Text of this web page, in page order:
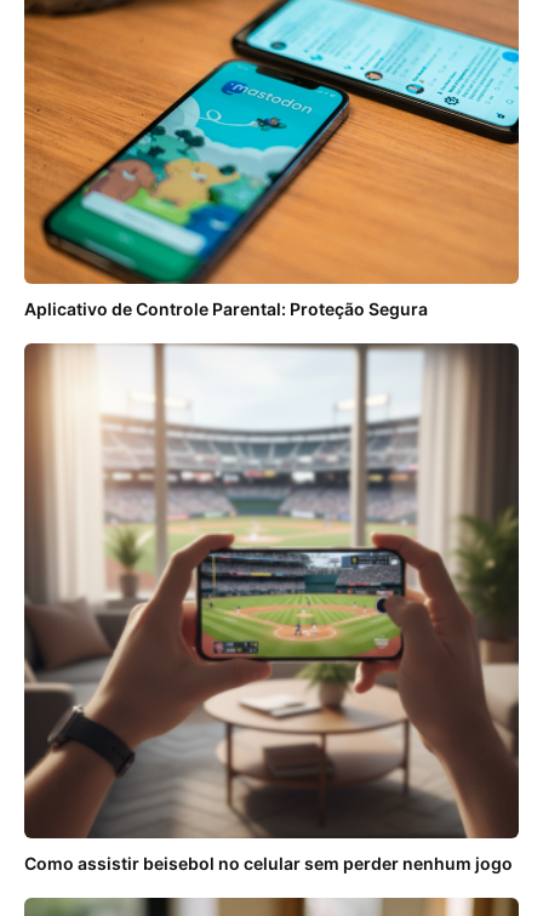
Aplicativo de Controle Parental: Proteção Segura
Como assistir beisebol no celular sem perder nenhum jogo